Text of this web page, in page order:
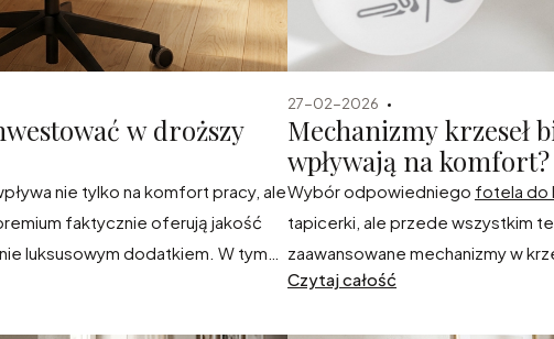
w droższy
nie tylko na komfort pracy, ale
faktycznie oferują jakość
luksusowym dodatkiem. W tym
27-02-2026
Mechanizmy krzeseł
wpływają na komfort?
Wybór odpowiedniego fotela do
tapicerki, ale przede wszystkim
zaawansowane mechanizmy w
godzinach pracy poczujesz ulgę,
Czytaj całość